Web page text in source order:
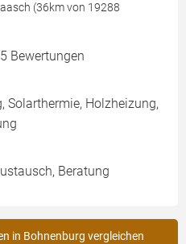
(36km von 19288
Bewertungen
Solarthermie, Holzheizung,
Beratung
in Bohnenburg vergleichen